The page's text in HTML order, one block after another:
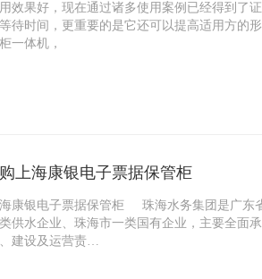
效果好，现在通过诸多使用案例已经得到了
待时间，更重要的是它还可以提高适用方的
一体机，
上海康银电子票据保管柜
康银电子票据保管柜 珠海水务集团是广东
供水企业、珠海市一类国有企业，主要全面
建设及运营责…